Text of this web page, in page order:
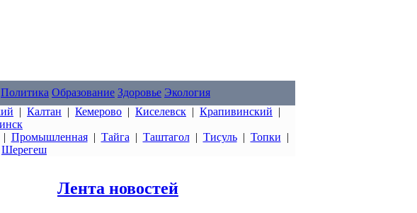
Политика Образование Здоровье Экология
| Калтан | Кемерово | Киселевск | Крапивинский |
Промышленная| Тайга | Таштагол| Тисуль| Топки |
Шерегеш
Лента новостей